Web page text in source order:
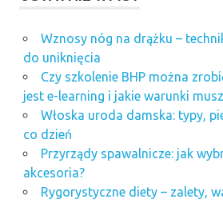
Wznosy nóg na drążku –
do uniknięcia
Czy szkolenie BHP można
jest e-learning i jakie warunki
Włoska uroda damska: typy,
co dzień
Przyrządy spawalnicze: jak
akcesoria?
Rygorystyczne diety – zalety,